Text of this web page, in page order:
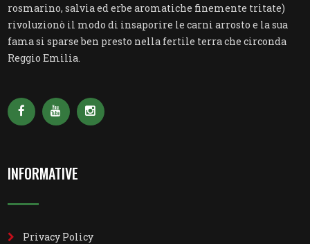
rosmarino, salvia ed erbe aromatiche finemente tritate)
rivoluzionò il modo di insaporire le carni arrosto e la sua
fama si sparse ben presto nella fertile terra che circonda
Reggio Emilia.
INFORMATIVE
Privacy Policy